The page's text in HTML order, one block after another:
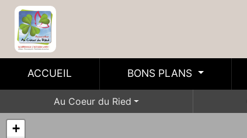
ACCUEIL BONS PLANS
Au Coeur du Ried
+